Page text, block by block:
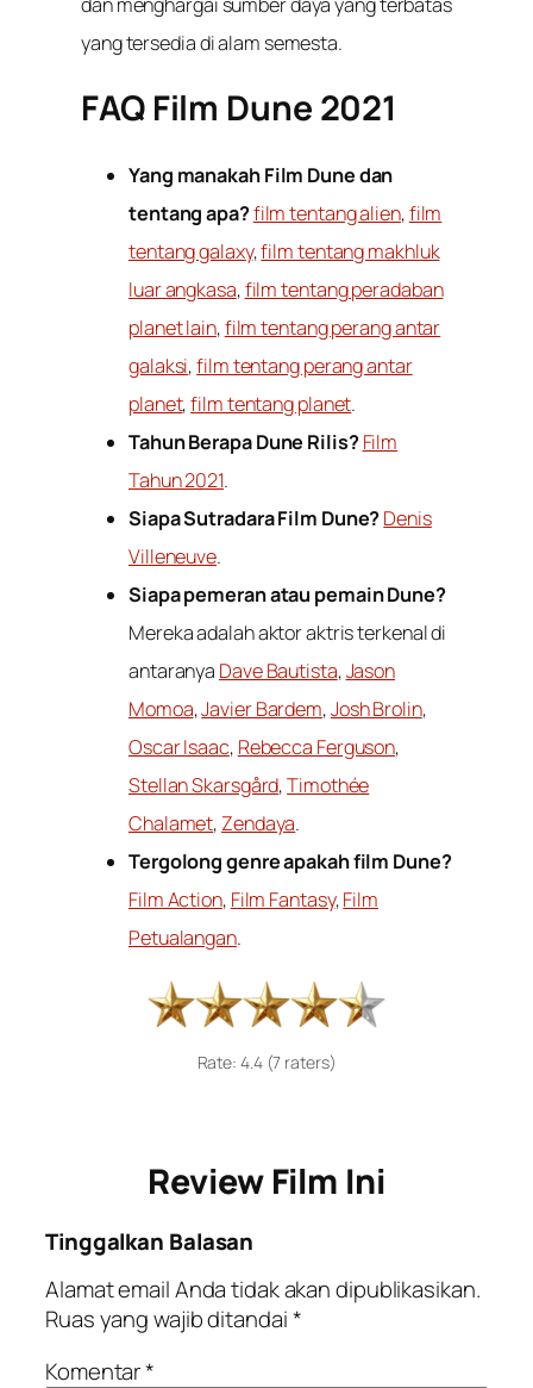
yang tersedia di alam semesta.
FAQ Film Dune 2021
Yang manakah Film Dune dan
tentang apa?film tentang alien,film
tentang galaxy,film tentang makhluk
luar angkasa,film tentang peradaban
planet lain,film tentang perang antar
galaksi,film tentang perang antar
planet,film tentang planet.
Tahun Berapa Dune Rilis?Film
Tahun 2021.
Siapa Sutradara Film Dune?Denis
Villeneuve.
Siapa pemeran atau pemain Dune?
Mereka adalah aktor aktris terkenal di
antaranya Dave Bautista,Jason
Momoa,Javier Bardem,Josh Brolin,
Oscar Isaac, Rebecca Ferguson,
Stellan Skarsgård,Timothée
Chalamet, Zendaya.
Tergolong genre apakah film Dune?
Film Action, Film Fantasy,Film
Petualangan.
Rate: 4.4 (7 raters)
Review Film Ini
Tinggalkan Balasan
Alamat email Anda tidak akan dipublikasikan.
Ruas yang wajib ditandai*
Komentar*